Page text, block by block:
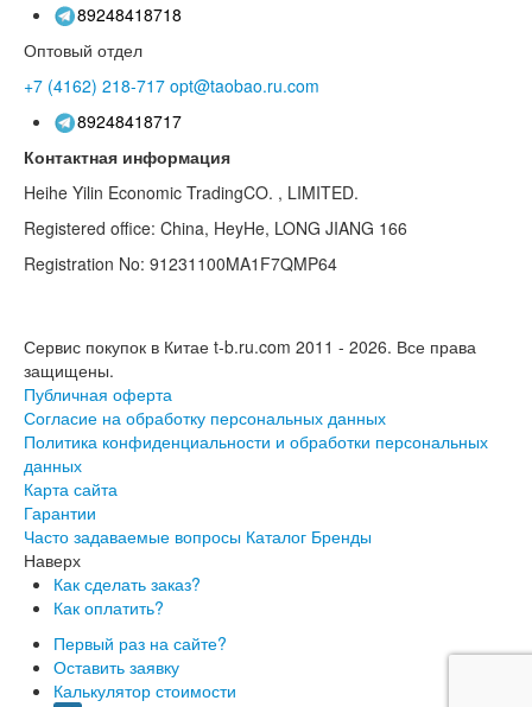
89248418718
Оптовый отдел
+7 (4162) 218-717 opt@taobao.ru.com
89248418717
Контактная информация
Heihe Yilin Economic TradingCO. , LIMITED.
Registered office: China, HeyHe, LONG JIANG 166
Registration No: 91231100MA1F7QMP64
Сервис покупок в Китае t-b.ru.com 2011 - 2026. Все права
защищены.
Публичная оферта
Согласие на обработку персональных данных
Политика конфиденциальности и обработки персональных
данных
Карта сайта
Гарантии
Часто задаваемые вопросы Каталог Бренды
Наверх
Как сделать заказ?
Как оплатить?
Первый раз на сайте?
Оставить заявку
Калькулятор стоимости